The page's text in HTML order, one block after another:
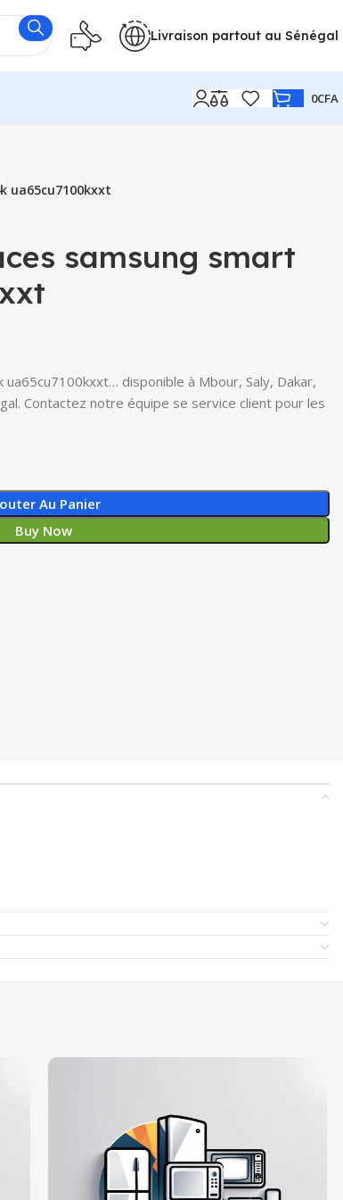
Livraison partout au Sénégal
0CFA
ua65cu7100kxxt
samsung smart
disponible à Mbour, Saly, Dakar,
Contactez notre équipe se service client pour les
Au Panier
Buy Now